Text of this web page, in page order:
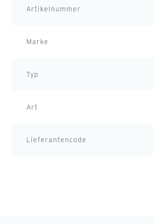
Informationen
Artikelnummer
Marke
Typ
Art
Lieferantencode